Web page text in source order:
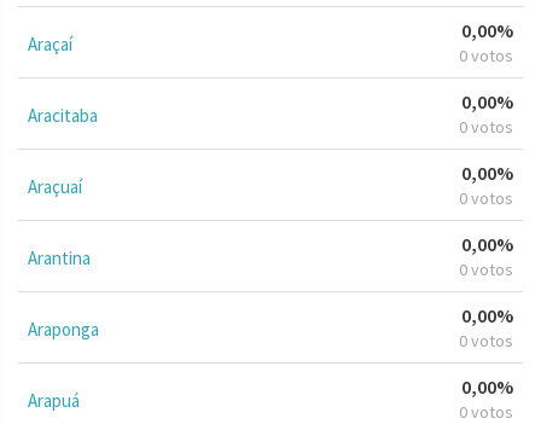
Araçaí
0,00%
0 votos
Aracitaba
0,00%
0 votos
Araçuaí
0,00%
0 votos
Arantina
0,00%
0 votos
Araponga
0,00%
0 votos
Arapuá
0,00%
0 votos